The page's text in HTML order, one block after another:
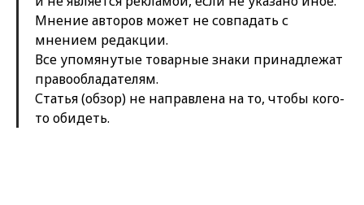
Мнение авторов может не совпадать с
мнением редакции.
Все упомянутые товарные знаки принадлежат
правообладателям.
Статья (обзор) не направлена на то, чтобы кого-
то обидеть.